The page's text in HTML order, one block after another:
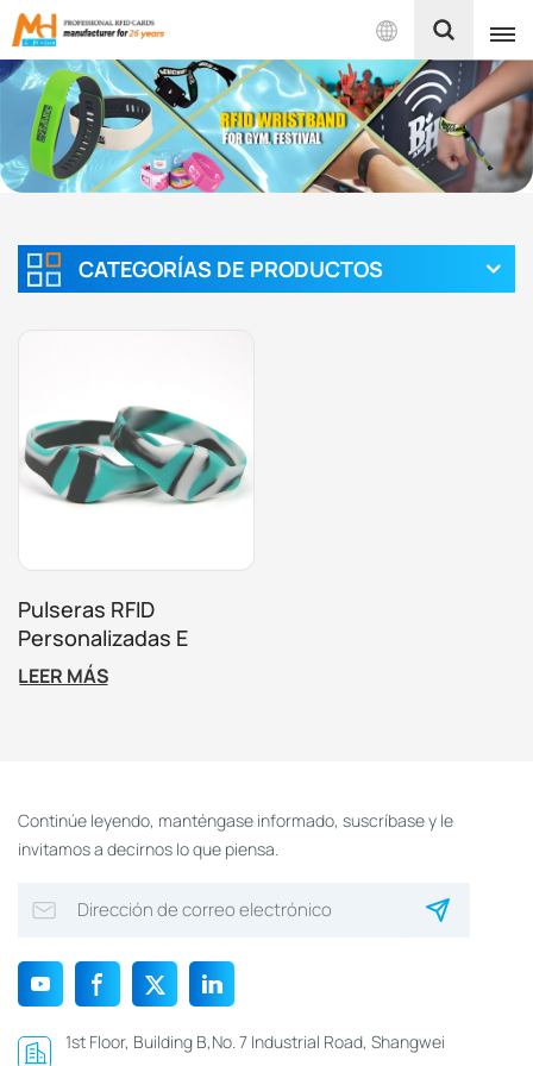
Español
English
Español
CATEGORÍAS DE PRODUCTOS
Pulseras RFID
Personalizadas E
Impermeables Para
Aplicaciones Modernas
LEER MÁS
Continúe leyendo, manténgase informado, suscríbase y le
invitamos a decirnos lo que piensa.
1st Floor, Building B,No. 7 Industrial Road, Shangwei